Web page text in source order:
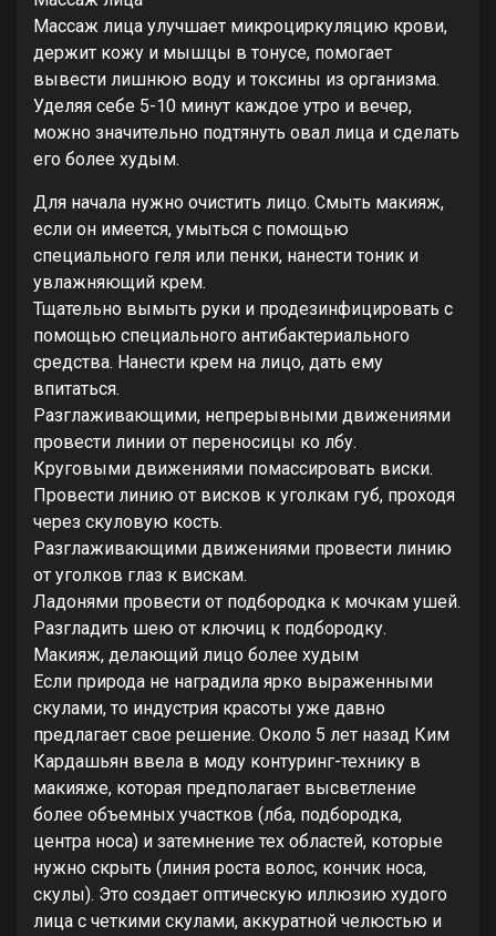
Массаж лица улучшает микроциркуляцию крови,
держит кожу и мышцы в тонусе, помогает
вывести лишнюю воду и токсины из организма.
Уделяя себе 5-10 минут каждое утро и вечер,
можно значительно подтянуть овал лица и сделать
его более худым.
Для начала нужно очистить лицо. Смыть макияж,
если он имеется, умыться с помощью
специального геля или пенки, нанести тоник и
увлажняющий крем.
Тщательно вымыть руки и продезинфицировать с
помощью специального антибактериального
средства. Нанести крем на лицо, дать ему
впитаться.
Разглаживающими, непрерывными движениями
провести линии от переносицы ко лбу.
Круговыми движениями помассировать виски.
Провести линию от висков к уголкам губ, проходя
через скуловую кость.
Разглаживающими движениями провести линию
от уголков глаз к вискам.
Ладонями провести от подбородка к мочкам ушей.
Разгладить шею от ключиц к подбородку.
Макияж, делающий лицо более худым
Если природа не наградила ярко выраженными
скулами, то индустрия красоты уже давно
предлагает свое решение. Около 5 лет назад Ким
Кардашьян ввела в моду контуринг-технику в
макияже, которая предполагает высветление
более объемных участков (лба, подбородка,
центра носа) и затемнение тех областей, которые
нужно скрыть (линия роста волос, кончик носа,
скулы). Это создает оптическую иллюзию худого
лица с четкими скулами, аккуратной челюстью и